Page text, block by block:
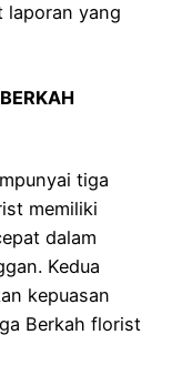
laporan yang
tiga
memiliki
dalam
Kedua
kepuasan
Berkah florist